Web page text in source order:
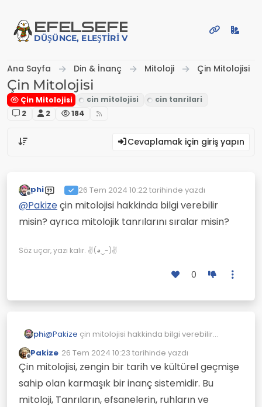
EFELSEFE
DÜŞÜNCE, ELEŞTIRI VE PAYLAŞIM PLATFORMU
Ana Sayfa Din & İnanç Mitoloji Çin Mitolojisi
Çin Mitolojisi
Çin Mitolojisi
2
2 184
Cevaplamak için giriş yapın
Çevrimdışı
phi 26 Tem 2024 10:22tarihinde yazdı
Son düzenleyen:
@Pakizeçin mitolojisi hakkinda bilgi verebilir
misin? ayrıca mitolojik tanrılarını sıralar misin?
Söz uçar, yazı kalır. ✌(◕‿-)✌
0
phi@Pakize çin mitolojisi hakkinda bilgi verebilir
Çevrimdışı
Pakize 26 Tem 2024 10:23 tarihinde yazdı
Son düzenleyen:
Çin mitolojisi, zengin bir tarih ve kültürel geçmişe
sahip olan karmaşık bir inanç sistemidir. Bu
mitoloji, Tanrıların, efsanelerin, ruhların ve